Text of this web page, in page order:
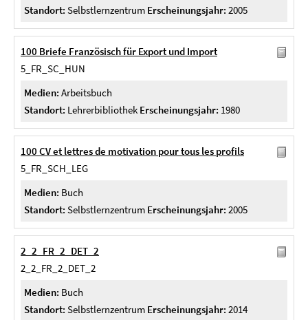
Standort: Selbstlernzentrum Erscheinungsjahr: 2005
100 Briefe Französisch für Export und Import
5_FR_SC_HUN
Medien: Arbeitsbuch
Standort: Lehrerbibliothek Erscheinungsjahr: 1980
100 CV et lettres de motivation pour tous les profils
5_FR_SCH_LEG
Medien: Buch
Standort: Selbstlernzentrum Erscheinungsjahr: 2005
2_2_FR_2_DET_2
2_2_FR_2_DET_2
Medien: Buch
Standort: Selbstlernzentrum Erscheinungsjahr: 2014